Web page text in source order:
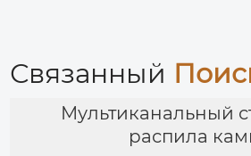
Связанный
Мультиканальный
распила